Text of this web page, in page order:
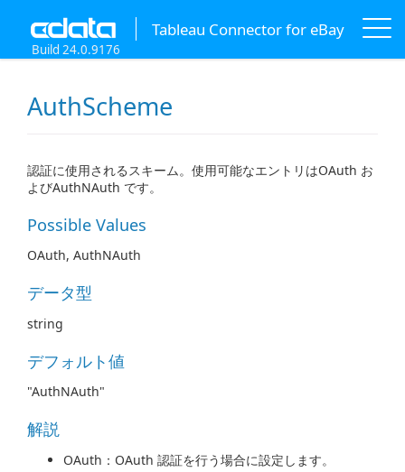
Tableau Connector for eBay
Build 24.0.9176
AuthScheme
認証に使用されるスキーム。使用可能なエントリはOAuth お
よびAuthNAuth です。
Possible Values
OAuth, AuthNAuth
データ型
string
デフォルト値
"AuthNAuth"
解説
OAuth：OAuth 認証を行う場合に設定します。